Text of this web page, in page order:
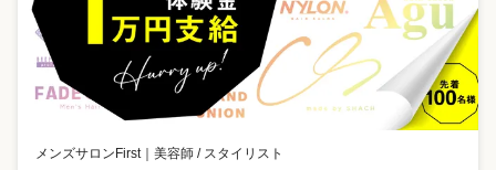
メンズサロンFirst｜ 美容師 / スタイリスト